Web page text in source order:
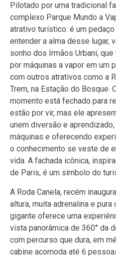
Pilotado por uma tradicional
complexo Parque Mundo a
atrativo turístico: é um
entender a alma desse lugar,
sonho dos Irmãos Urbani,
por máquinas a vapor em um
com outros atrativos como a
Trem, na Estação do Bosque.
momento está fechado para
estão por vir, mas ele
unem diversão e
máquinas e oferecendo
o conhecimento se veste de
vida. A fachada icônica,
de Paris, é um símbolo do
A Roda Canela, recém
altura, muita adrenalina e
gigante oferece uma
vista panorâmica de 360° da
com percurso que dura, em
cabine acomoda até 6